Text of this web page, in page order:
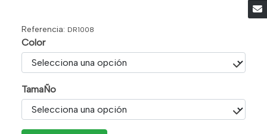
Referencia: DR1008
Color
TamaÑo